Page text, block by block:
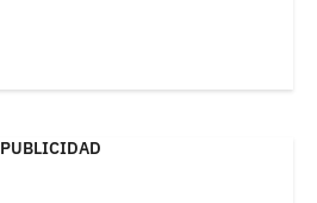
PUBLICIDAD